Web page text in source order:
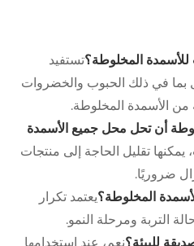
تستفيد
في ذلك الحبوب والخضروات
من الأسمدة المخلوطة.
أن تحل محل جميع الأسمدة
تقليل الحاجة إلى منتجات
ضروريًا.
يعتمد تكرار
التربة ومرحلة النمو.
نعم، عند استخدامها